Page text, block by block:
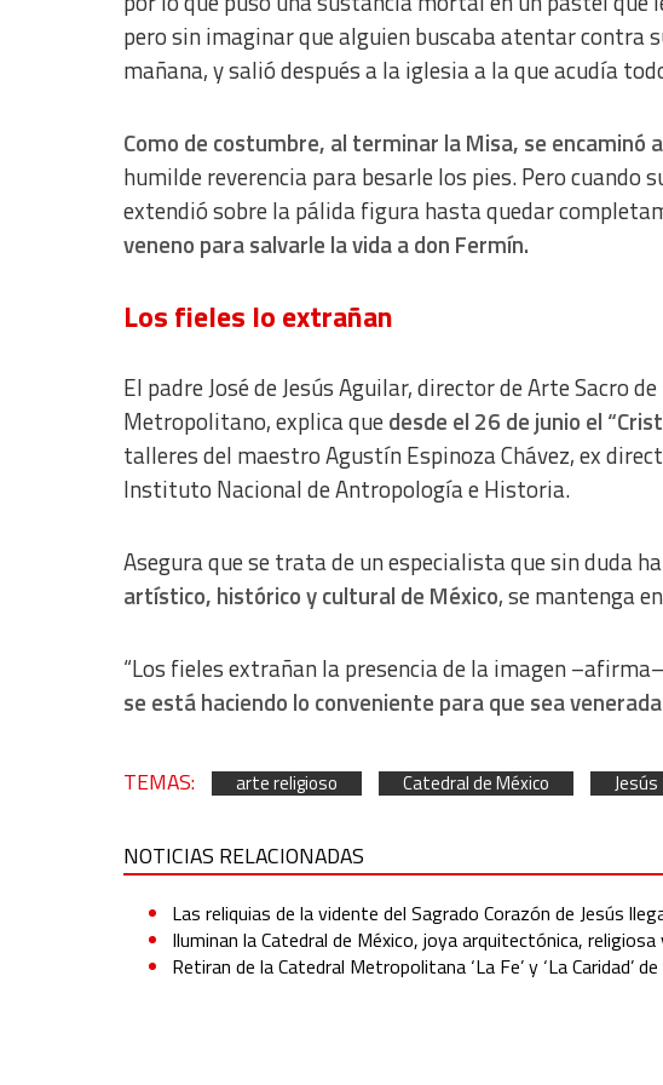
pero sin imaginar que alguien buscaba atentar contra
mañana, y salió después a la iglesia a la que acudía
Como de costumbre, al terminar la Misa, se encaminó
humilde reverencia para besarle los pies. Pero cuando
extendió sobre la pálida figura hasta quedar
veneno para salvarle la vida a don Fermín.
Los fieles lo extrañan
El padre José de Jesús Aguilar, director de Arte Sacro
Metropolitano, explica quedesde el 26 de junio el
talleres del maestro Agustín Espinoza Chávez, ex
Instituto Nacional de Antropología e Historia.
Asegura que se trata de un especialista que sin duda
artístico, histórico y cultural de México, se mantenga
“Los fieles extrañan la presencia de la imagen
se está haciendo lo conveniente para que sea
TEMAS: arte religioso Catedral de México Jesús
NOTICIAS RELACIONADAS
Las reliquias de la vidente del Sagrado Corazón de Jesús
Iluminan la Catedral de México, joya arquitectónica,
Retiran de la Catedral Metropolitana ‘La Fe’ y ‘La Caridad’
Understand audiences through statistics or combinations of data from
Develop and improve services
Use limited data to select content
IAB Special Features:
Use precise geolocation data
Identify devices based on information actively requested
Advertising